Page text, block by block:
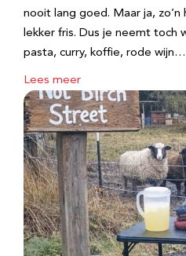
nooit lang goed. Maar ja,
lekker fris. Dus je neemt toch
pasta, curry, koffie, rode wijn…
Lees meer